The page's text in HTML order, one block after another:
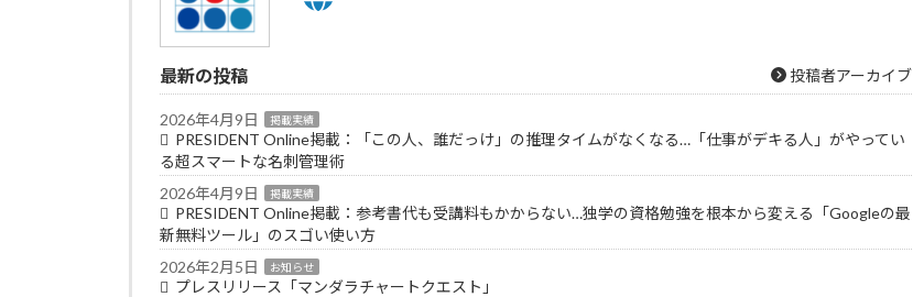
最新の投稿 投稿者アーカイブ
2026年4月9日 掲載実績
PRESIDENT Online掲載：「この人、誰だっけ」の推理タイムがなくなる…「仕事がデキる人」がやってい
る超スマートな名刺管理術
2026年4月9日
掲載実績
PRESIDENT Online掲載：参考書代も受講料もかからない…独学の資格勉強を根本から変える「Googleの最
新無料ツール」のスゴい使い方
2026年2月5日
お知らせ
プレスリリース「マンダラチャートクエスト」